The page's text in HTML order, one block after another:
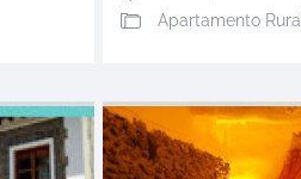
Apartamento Rural